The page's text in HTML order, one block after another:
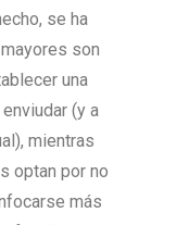
se ha
son
una
(y a
mientras
optan por no
más